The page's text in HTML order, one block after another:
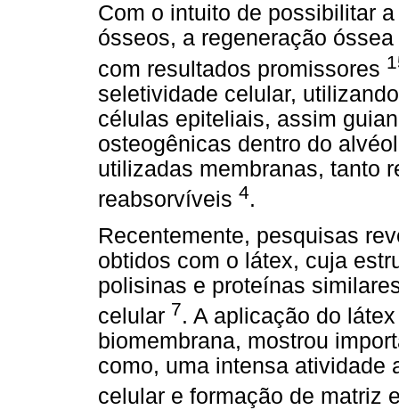
Com o intuito de possibilitar
ósseos, a regeneração
com resultados promissores
seletividade celular,
células epiteliais, assim
osteogênicas dentro do
utilizadas membranas, tanto
reabsorvíveis 4.
Recentemente, pesquisas
obtidos com o látex, cuja
polisinas e proteínas
celular 7. A aplicação do
biomembrana, mostrou
como, uma intensa atividade
celular e formação de matriz